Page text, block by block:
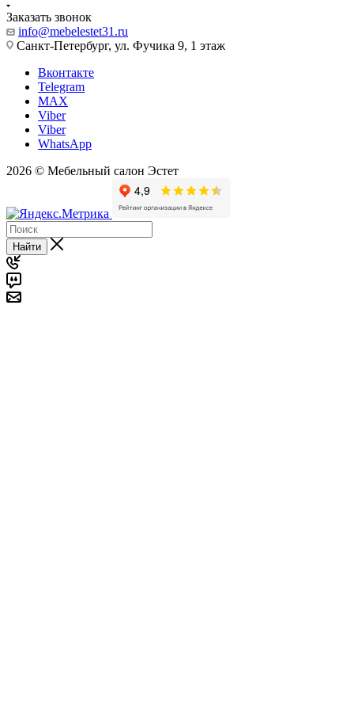
Заказать звонок
info@mebelestet31.ru
Санкт-Петербург, ул. Фучика 9, 1 этаж
Вконтакте
Telegram
MAX
Viber
Viber
WhatsApp
2026 © Мебельный салон Эстет
Найти